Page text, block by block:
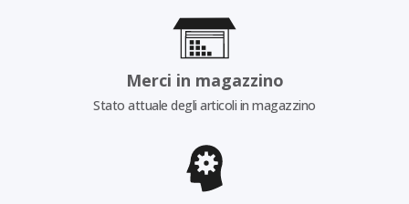
Merci in magazzino
Stato attuale degli articoli in magazzino